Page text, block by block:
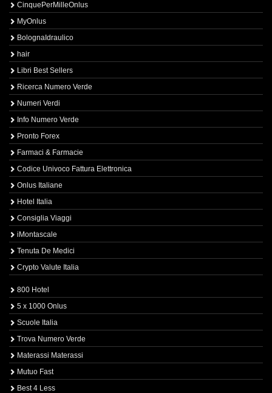
CinquePerMilleOnlus
MyOnlus
BolognaIdraulico
hair
Libri Best Sellers
Ricerca Numero Verde
Numeri Verdi
Info Numero Verde
Pronto Forex
Farmaci & Farmacie
Codice Univoco Fattura Elettronica
Onlus Italiane
Hotel Italia
Consiglia Viaggi
iMontascale
Tenuta De Medici
Crypto Valute Italia
800 Hotel
5 x 1000 Onlus
Scuole Italia
Trova Numero Verde
Materassi Materassi
Mutuo Fast
Best 4 Less